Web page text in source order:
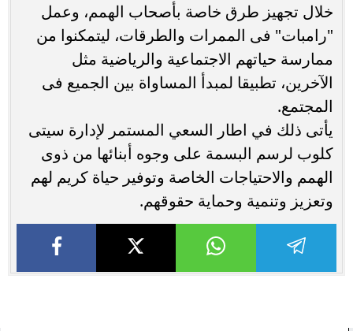
خلال تجهيز طرق خاصة بأصحاب الهمم، وعمل
"رامبات" فى الممرات والطرقات، ليتمكنوا من
ممارسة حياتهم الاجتماعية والرياضية مثل
الآخرين، تطبيقا لمبدأ المساواة بين الجميع فى
المجتمع.
يأتى ذلك في اطار السعي المستمر لإدارة سيتى
كلوب لرسم البسمة على وجوه أبنائها من ذوى
الهمم والاحتياجات الخاصة وتوفير حياة كريم لهم
وتعزيز وتنمية وحماية حقوقهم.